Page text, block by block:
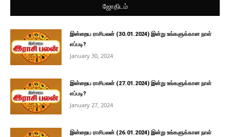
ஜோதிடம்
இன்றைய ராசிபலன் (30.01.2024) இன்று உங்களுக்கான நாள்
எப்படி?
January 30, 2024
இன்றைய ராசிபலன் (27.01.2024) இன்று உங்களுக்கான நாள்
எப்படி?
January 27, 2024
இன்றைய ராசிபலன் (26.01.2024) இன்று உங்களுக்கான நாள்